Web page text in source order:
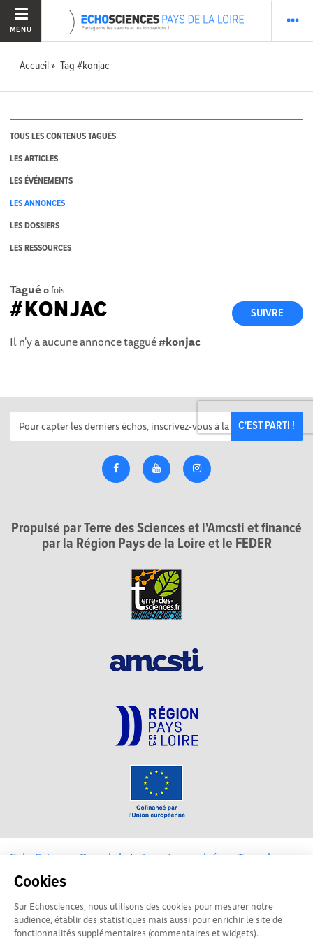
Cookies
Sur Echosciences, nous utilisons des cookies pour mesurer notre
audience, établir des statistiques mais aussi pour enrichir le site de
fonctionnalités supplémentaires (commentaires et widgets).
MENU
Accueil Tag #konjac
TOUS LES CONTENUS TAGUÉS
LES ARTICLES
LES ÉVÉNEMENTS
LES ANNONCES
LES DOSSIERS
LES RESSOURCES
Tagué 0fois
SUIVRE
#KONJAC
Il n'y a aucune annonce taggué#konjac
C'EST PARTI !
Propulsé par Terre des Sciences et l'Amcsti et financé
par la Région Pays de la Loire et le FEDER
EchoSciences Pays de la Loire est propulsé parTerre des
Sciences
Mentions légales|Politique de confidentialité|CGU
|Ligne éditoriale